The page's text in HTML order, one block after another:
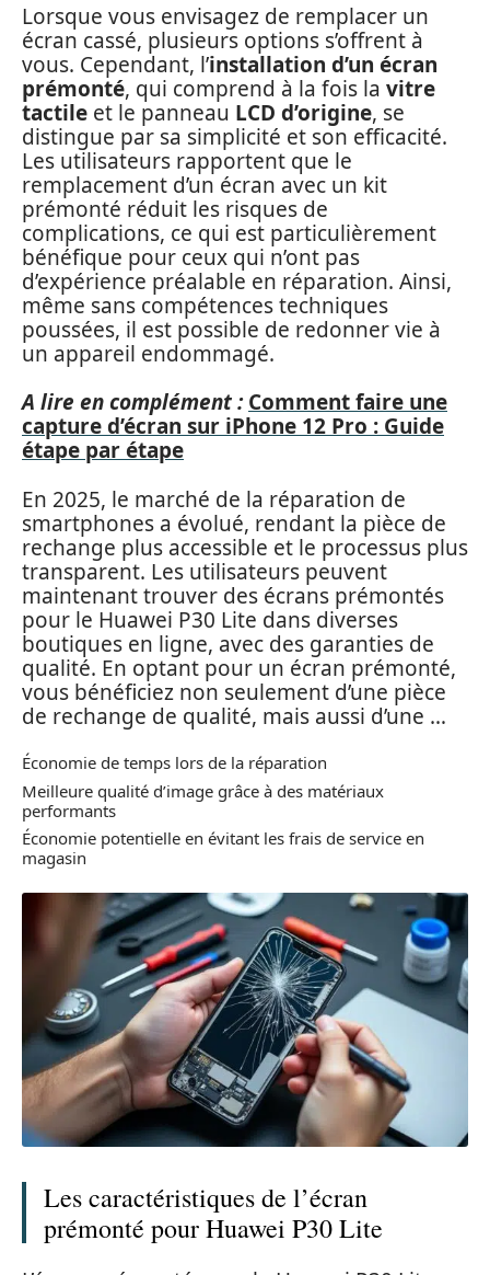
Lorsque vous envisagez de remplacer un
écran cassé, plusieurs options s’offrent à
vous. Cependant, l’installation d’un écran
prémonté, qui comprend à la fois la vitre
tactile et le panneau LCD d’origine, se
distingue par sa simplicité et son efficacité.
Les utilisateurs rapportent que le
remplacement d’un écran avec un kit
prémonté réduit les risques de
complications, ce qui est particulièrement
bénéfique pour ceux qui n’ont pas
d’expérience préalable en réparation. Ainsi,
même sans compétences techniques
poussées, il est possible de redonner vie à
un appareil endommagé.
A lire en complément : Comment faire une
capture d’écran sur iPhone 12 Pro : Guide
étape par étape
En 2025, le marché de la réparation de
smartphones a évolué, rendant la pièce de
rechange plus accessible et le processus plus
transparent. Les utilisateurs peuvent
maintenant trouver des écrans prémontés
pour le Huawei P30 Lite dans diverses
boutiques en ligne, avec des garanties de
qualité. En optant pour un écran prémonté,
vous bénéficiez non seulement d’une pièce
de rechange de qualité, mais aussi d’une …
Économie de temps lors de la réparation
Meilleure qualité d’image grâce à des matériaux
performants
Économie potentielle en évitant les frais de service en
magasin
Les caractéristiques de l’écran
prémonté pour Huawei P30 Lite